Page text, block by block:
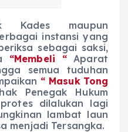
maupun
instansi yang
sebagai saksi,
“Membeli “Aparat
semua tuduhan
“ Masuk Tong
Penegak Hukum
dilalukan lagi
lambat laun
menjadi Tersangka.